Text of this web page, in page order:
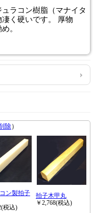
ラコン樹脂（マナイタ
く硬いです。 厚物
。